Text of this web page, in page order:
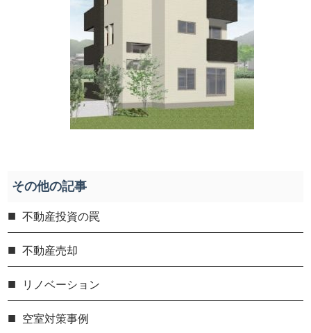
その他の記事
不動産投資の罠
不動産売却
リノベーション
空室対策事例